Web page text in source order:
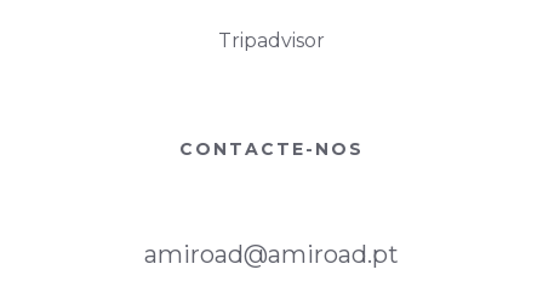
Tripadvisor
CONTACTE-NOS
amiroad@amiroad.pt